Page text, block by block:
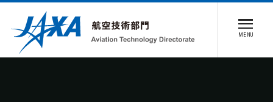
MENU